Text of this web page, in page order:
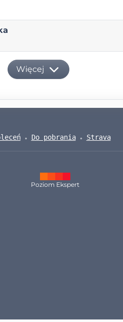
Więcej
Do pobrania Strava
Poziom Ekspert